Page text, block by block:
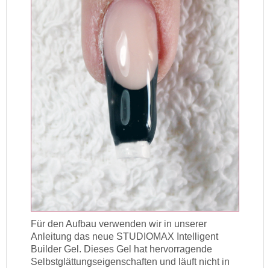
Für den Aufbau verwenden wir in unserer
Anleitung das neue STUDIOMAX Intelligent
Builder Gel. Dieses Gel hat hervorragende
Selbstglättungseigenschaften und läuft nicht in